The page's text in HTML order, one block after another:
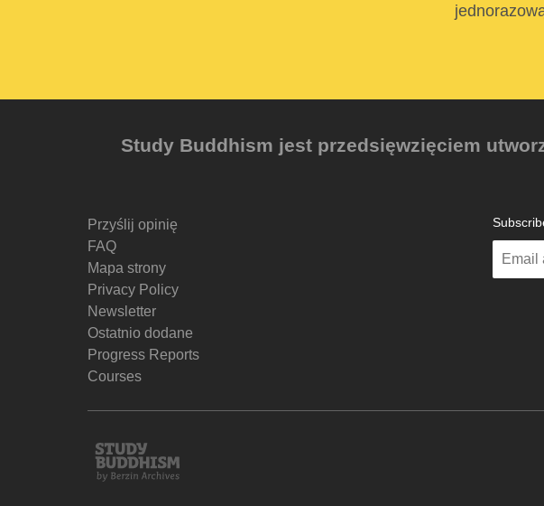
Study Buddhism jest przedsięwzięciem
Przyślij opinię
FAQ
Mapa strony
Privacy Policy
Newsletter
Ostatnio dodane
Progress Reports
Courses
Enter
Study
Buddhism